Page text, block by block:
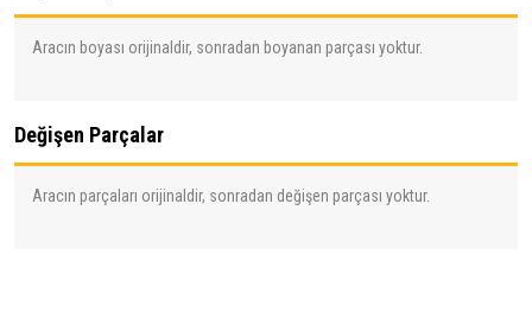
Aracın boyası orijinaldir, sonradan boyanan parçası yoktur.
Değişen Parçalar
Aracın parçaları orijinaldir, sonradan değişen parçası yoktur.